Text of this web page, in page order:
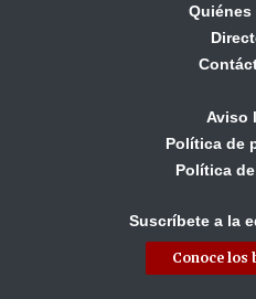
Quiénes
Aviso
Política de
Política
Suscríbete a la
Conoce los